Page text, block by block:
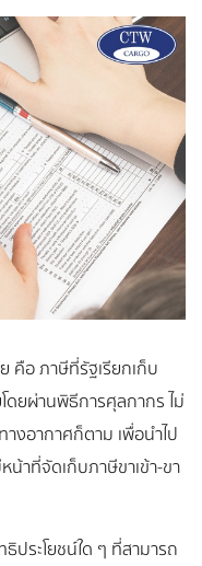
คือ ภาษีที่รัฐเรียกเก็บ
ดยผ่านพิธีการศุลกากร ไม่
างอากาศก็ตาม เพื่อนำไป
าที่จัดเก็บภาษีขาเข้า-ขา
ระโยชน์ใด ๆ ที่สามารถ